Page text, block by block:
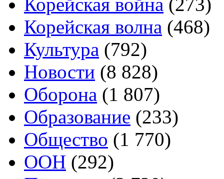
Корейская волна (468)
Культура (792)
Новости (8 828)
Оборона (1 807)
Образование (233)
Общество (1 770)
ООН (292)